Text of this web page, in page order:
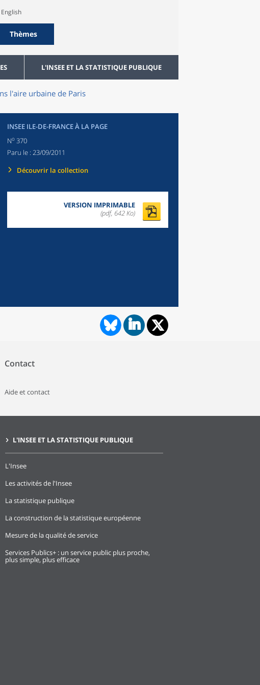
English
Thèmes
L'INSEE ET LA STATISTIQUE PUBLIQUE
l'aire urbaine de Paris
INSEE ILE-DE-FRANCE À LA PAGE
No 370
Paru le : 23/09/2011
Découvrir la collection
VERSION IMPRIMABLE
(pdf, 642 Ko)
Contact
Aide et contact
L'INSEE ET LA STATISTIQUE PUBLIQUE
L'Insee
Les activités de l'Insee
La statistique publique
La construction de la statistique européenne
Mesure de la qualité de service
Services Publics+ : un service public plus proche,
plus simple, plus efficace